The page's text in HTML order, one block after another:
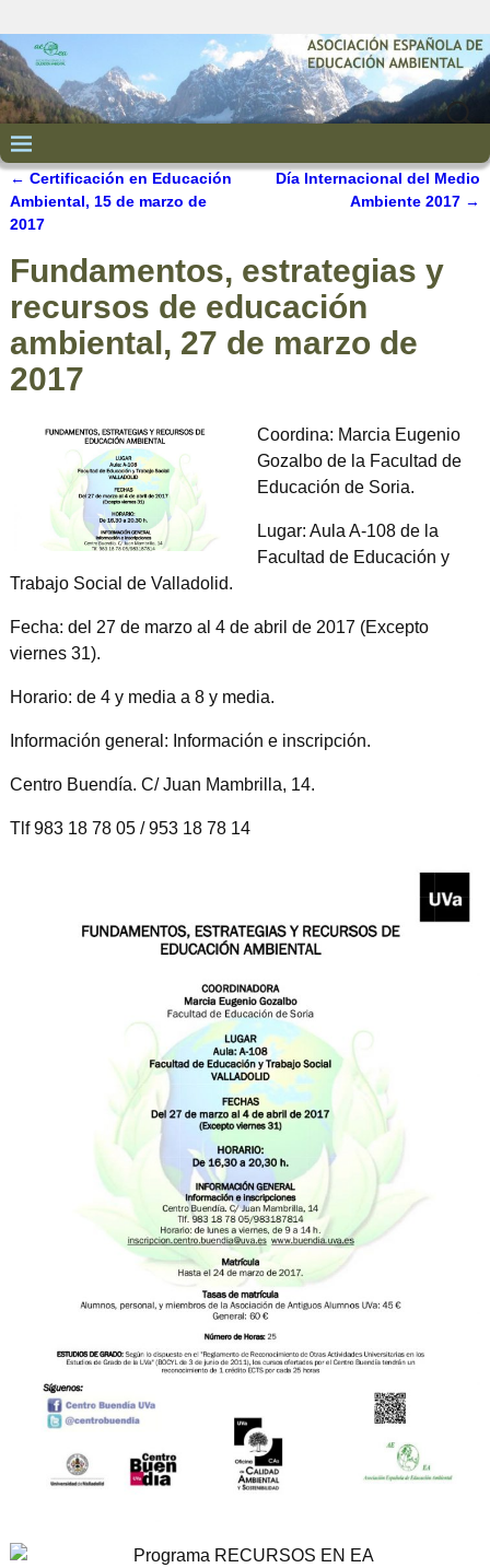
Navegación de entradas
← Certificación en Educación
Ambiental, 15 de marzo de
2017
Día Internacional del Medio
Ambiente 2017 →
Fundamentos, estrategias y
recursos de educación
ambiental, 27 de marzo de
2017
Coordina: Marcia Eugenio
Gozalbo de la Facultad de
Educación de Soria.
Lugar: Aula A-108 de la
Facultad de Educación y
Trabajo Social de Valladolid.
Fecha: del 27 de marzo al 4 de abril de 2017 (Excepto
viernes 31).
Horario: de 4 y media a 8 y media.
Información general: Información e inscripción.
Centro Buendía. C/ Juan Mambrilla, 14.
Tlf 983 18 78 05 / 953 18 78 14